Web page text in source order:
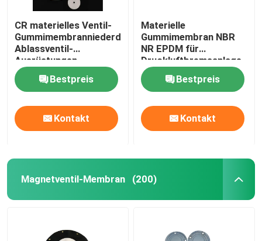
CR materielles Ventil-
Gummimembranniederdruck-
Ablassventil-
Ausrüstungen
Diaphrgams
Bestpreis
Kontakt
Materielle
Gummimembran NBR
NR EPDM für
Druckluftbremsanlage
Kit Rubber Diaphragm
Bestpreis
Kontakt
Magnetventil-Membran (200)